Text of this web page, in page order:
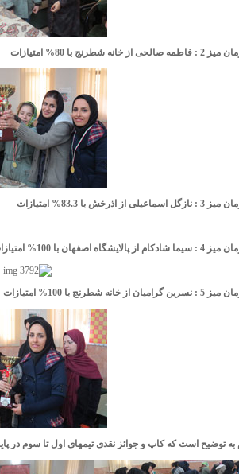
صالحی از خانه شطرنج با 80% امتیازات
اسماعیلی از اذرخش با 83.3% امتیازات
از پالایشگاه اصفهان با 100% امتیازات
گرامیان از خانه شطرنج با 100% امتیازات
به توضیح است که کاپ و جوائز نقدی تیمهای اول تا سوم در